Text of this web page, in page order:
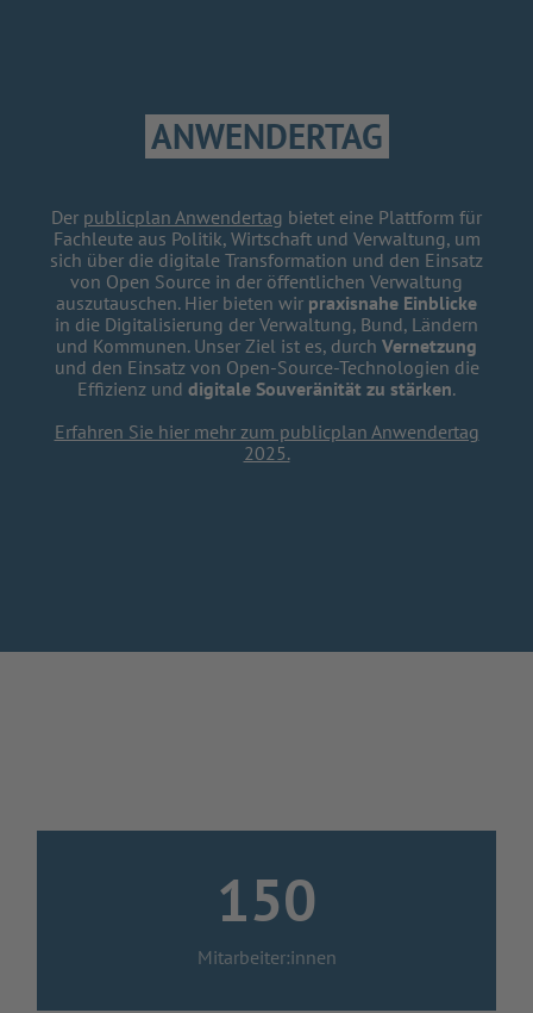
ANWENDERTAG
Der publicplan Anwendertag bietet eine Plattform für
Fachleute aus Politik, Wirtschaft und Verwaltung, um
sich über die digitale Transformation und den Einsatz
von Open Source in der öffentlichen Verwaltung
auszutauschen. Hier bieten wir praxisnahe Einblicke
in die Digitalisierung der Verwaltung, Bund, Ländern
und Kommunen. Unser Ziel ist es, durch Vernetzung
und den Einsatz von Open-Source-Technologien die
Effizienz und digitale Souveränität zu stärken.
Erfahren Sie hier mehr zum publicplan Anwendertag
2025.
150
Mitarbeiter:innen